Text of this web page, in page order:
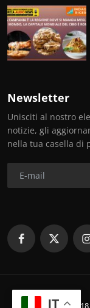
Newsletter
Unisciti al nostro
notizie, gli
nella tua casella di
IT